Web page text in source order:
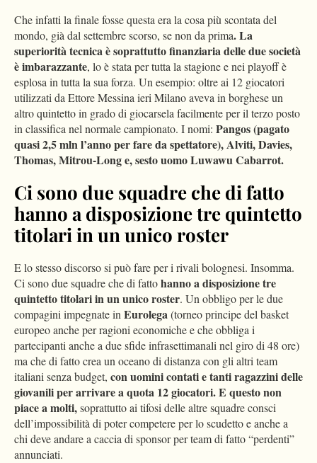
Che infatti la finale fosse questa era la cosa più scontata del
mondo, già dal settembre scorso, se non da prima. La
superiorità tecnica è soprattutto finanziaria delle due società
è imbarazzante, lo è stata per tutta la stagione e nei playoff è
esplosa in tutta la sua forza. Un esempio: oltre ai 12 giocatori
utilizzati da Ettore Messina ieri Milano aveva in borghese un
altro quintetto in grado di giocarsela facilmente per il terzo posto
in classifica nel normale campionato. I nomi: Pangos (pagato
quasi 2,5 mln l’anno per fare da spettatore), Alviti, Davies,
Thomas, Mitrou-Long e, sesto uomo Luwawu Cabarrot.
Ci sono due squadre che di fatto
hanno a disposizione tre quintetto
titolari in un unico roster
E lo stesso discorso si può fare per i rivali bolognesi. Insomma.
Ci sono due squadre che di fattohanno a disposizione tre
quintetto titolari in un unico roster. Un obbligo per le due
compagini impegnate inEurolega(torneo principe del basket
europeo anche per ragioni economiche e che obbliga i
partecipanti anche a due sfide infrasettimanali nel giro di 48 ore)
ma che di fatto crea un oceano di distanza con gli altri team
italiani senza budget, con uomini contati e tanti ragazzini delle
giovanili per arrivare a quota 12 giocatori. E questo non
piace a molti,soprattutto ai tifosi delle altre squadre consci
dell’impossibilità di poter competere per lo scudetto e anche a
chi deve andare a caccia di sponsor per team di fatto “perdenti”
annunciati.